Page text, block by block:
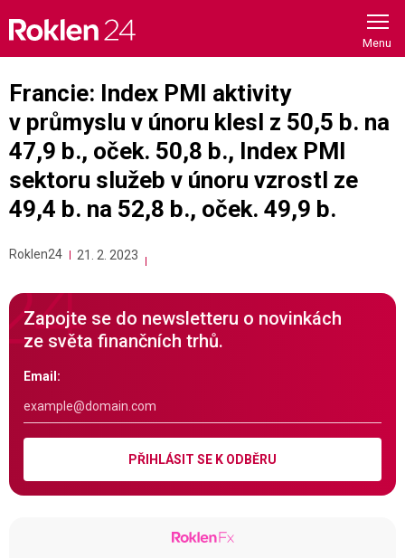
content
Francie: Index PMI aktivity
v průmyslu v únoru klesl z 50,5 b. na
47,9 b., oček. 50,8 b., Index PMI
sektoru služeb v únoru vzrostl ze
49,4 b. na 52,8 b., oček. 49,9 b.
Roklen24 21. 2. 2023
Zapojte se do newsletteru o novinkách
ze světa finančních trhů.
Email:
PŘIHLÁSIT SE K ODBĚRU